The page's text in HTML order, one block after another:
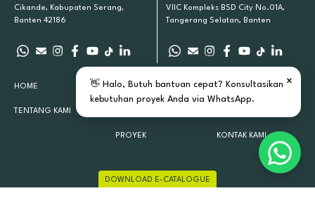
Cikande, Kabupaten Serang,
Banten 42186
VIIC Kompleks BSD City No.01A,
Tangerang Selatan, Banten
HOME
TENTANG KAMI
PRODUK KAMI
PROYEK
INSPIRASI
KONTAK KAMI
DOWNLOAD E-CATALOGUE
×
👋 Halo, Butuh bantuan cepat? Konsultasikan
kebutuhan proyek Anda via WhatsApp.